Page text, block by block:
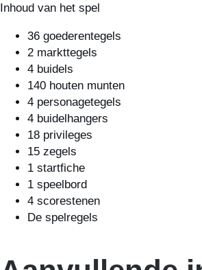
Inhoud van het spel
36 goederentegels
2 markttegels
4 buidels
140 houten munten
4 personagetegels
4 buidelhangers
18 privileges
15 zegels
1 startfiche
1 speelbord
4 scorestenen
De spelregels